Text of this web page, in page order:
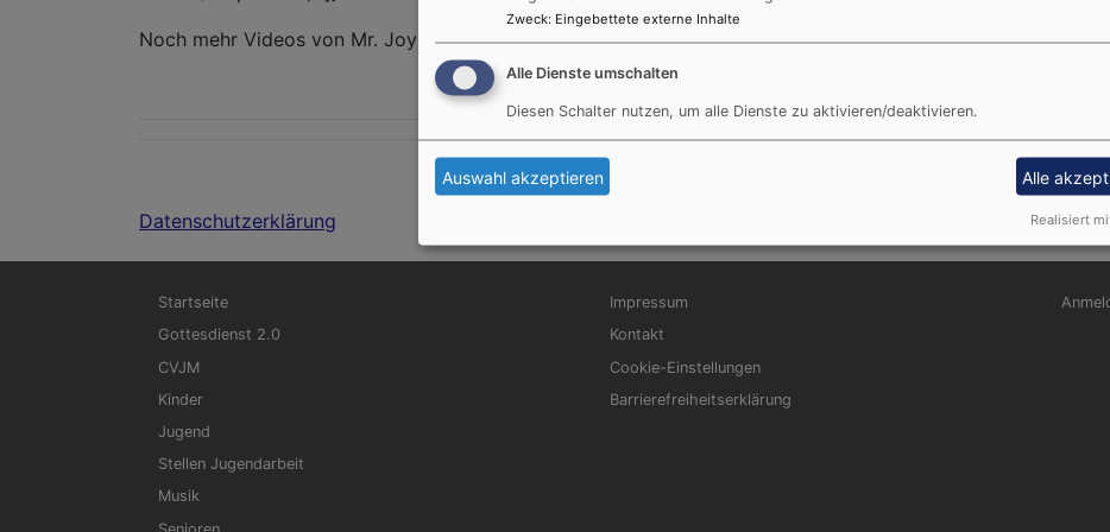
Noch mehr Videos von Mr. Joy gibt'sHIER.
Datenschutzerklärung
Hauptnavigation
Startseite
Gottesdienst 2.0
CVJM
Kinder
Jugend
Stellen Jugendarbeit
Musik
Senioren
Fußbereichsmenü
Impressum
Kontakt
Cookie-Einstellungen
Barrierefreiheitserklärung
Zweck: Eingebettete externe Inhalte
Alle Dienste umschalten
Diesen Schalter nutzen, um alle Dienste zu aktivieren/deaktivieren.
Auswahl akzeptieren Alle
Realisiert